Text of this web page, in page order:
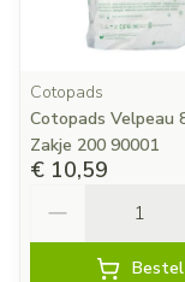
Cotopads
Cotopads Velpeau
Zakje 200 90001
€ 10,59
Bestel